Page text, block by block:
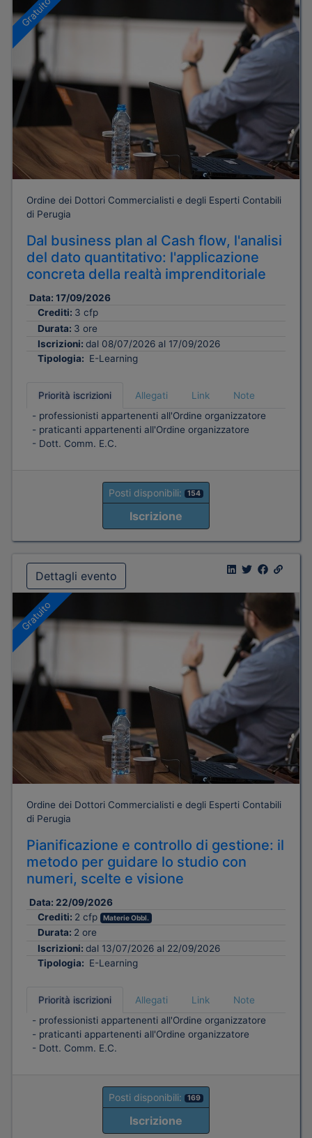
Gratuito
Ordine dei Dottori Commercialisti e degli Esperti Contabili
di Perugia
Dal business plan al Cash flow, l'analisi
del dato quantitativo: l'applicazione
concreta della realtà imprenditoriale
Data: 17/09/2026
Crediti: 3 cfp
Durata: 3 ore
Iscrizioni: dal 08/07/2026 al 17/09/2026
Tipologia: E-Learning
Priorità iscrizioni Allegati Link
Note
- professionisti appartenenti all'Ordine organizzatore
- praticanti appartenenti all'Ordine organizzatore
- Dott. Comm. E.C.
Posti disponibili: 154
Iscrizione
Dettagli evento
Gratuito
Ordine dei Dottori Commercialisti e degli Esperti Contabili
di Perugia
Pianificazione e controllo di gestione: il
metodo per guidare lo studio con
numeri, scelte e visione
Data: 22/09/2026
Crediti: 2 cfp Materie Obbl.
Durata: 2 ore
Iscrizioni: dal 13/07/2026 al 22/09/2026
Tipologia: E-Learning
Priorità iscrizioni Allegati Link
Note
- professionisti appartenenti all'Ordine organizzatore
- praticanti appartenenti all'Ordine organizzatore
- Dott. Comm. E.C.
Posti disponibili: 169
Iscrizione